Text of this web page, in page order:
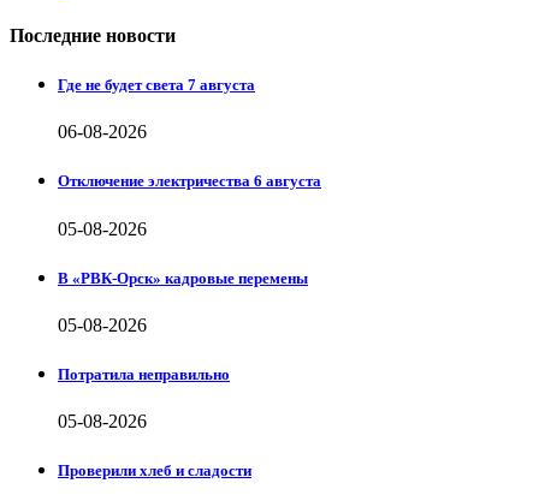
Последние новости
Где не будет света 7 августа
06-08-2026
Отключение электричества 6 августа
05-08-2026
В «РВК-Орск» кадровые перемены
05-08-2026
Потратила неправильно
05-08-2026
Проверили хлеб и сладости